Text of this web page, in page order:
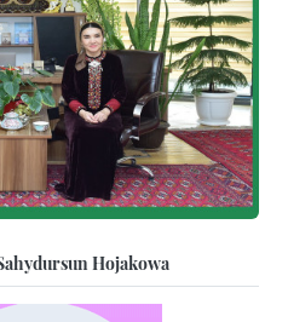
Hojakowa